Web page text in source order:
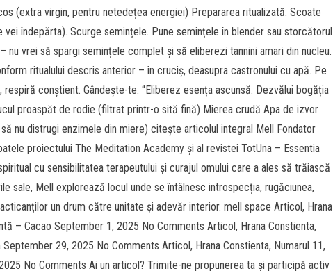
(extra virgin, pentru netedețea energiei) Prepararea ritualizată: Scoate
îndepărta). Scurge semințele. Pune semințele în blender sau storcătorul
nu vrei să spargi semințele complet și să eliberezi tannini amari din nucleu.
ritualului descris anterior – în cruciș, deasupra castronului cu apă. Pe
conștient. Gândește-te: “Eliberez esența ascunsă. Dezvălui bogăția
proaspăt de rodie (filtrat printr-o sită fină) Mierea crudă Apa de izvor
nu distrugi enzimele din miere) citește articolul integral Mell Fondator
proiectului The Meditation Academy și al revistei TotUna – Essentia
cu sensibilitatea terapeutului și curajul omului care a ales să trăiască
sale, Mell explorează locul unde se întâlnesc introspecția, rugăciunea,
un drum către unitate și adevăr interior. mell space Articol, Hrana
– Cacao September 1, 2025 No Comments Articol, Hrana Constienta,
29, 2025 No Comments Articol, Hrana Constienta, Numarul 11,
No Comments Ai un articol? Trimite-ne propunerea ta și participă activ